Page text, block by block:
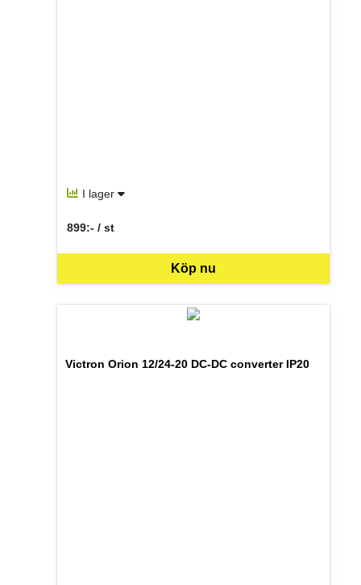
I lager
Köp nu
899:- / st
SEK per ST
Victron Orion 12/24-20 DC-DC converter IP20